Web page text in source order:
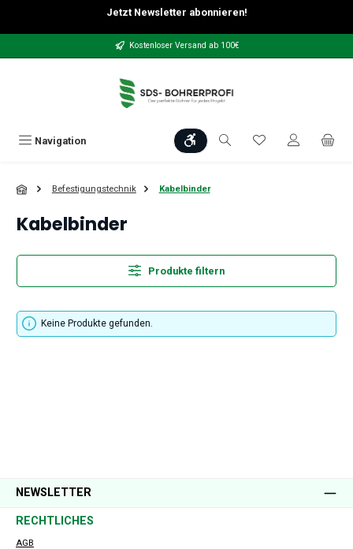
Zum Hauptinhalt springenJetzt Newsletter abonnieren!
Kostenloser Versand ab 100€
Navigation Werkzeugleiste anzeigen
Du hast 0
Befestigungstechnik Kabelbinder
Kabelbinder
Produkte filtern
Keine Produkte gefunden.
NEWSLETTER
RECHTLICHES
AGB